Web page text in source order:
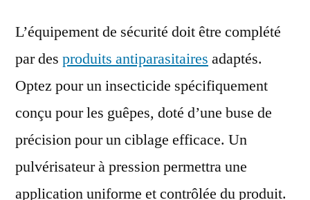
L’équipement de sécurité doit être complété
par des produits antiparasitaires adaptés.
Optez pour un insecticide spécifiquement
conçu pour les guêpes, doté d’une buse de
précision pour un ciblage efficace. Un
pulvérisateur à pression permettra une
application uniforme et contrôlée du produit.